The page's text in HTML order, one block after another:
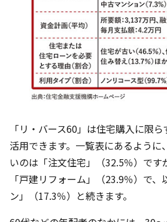
「リ・バース60」は住宅購入に限
活用できます。一覧表にあるように
いのは「注文住宅」（32.5％）です
「戸建リフォーム」（23.9％）で
ン」（17.3％）と続きます。